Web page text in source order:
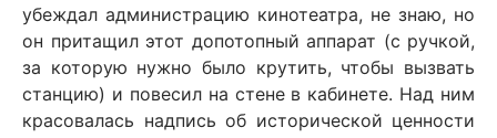
убеждал администрацию кинотеатра, не знаю, но
он притащил этот допотопный аппарат (с ручкой,
за которую нужно было крутить, чтобы вызвать
станцию) и повесил на стене в кабинете. Над ним
красовалась надпись об исторической ценности